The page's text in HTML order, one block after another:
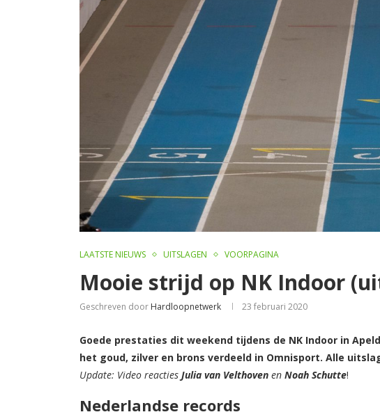
LAATSTE NIEUWS UITSLAGEN VOORPAGINA
Mooie strijd op NK Indoor
Geschreven door Hardloopnetwerk 23 februari 2020
Goede prestaties dit weekend tijdens de NK Indoor in
het goud, zilver en brons verdeeld in Omnisport. Alle
Update: Video reacties Julia van Velthoven en Noah Schutte!
Nederlandse records